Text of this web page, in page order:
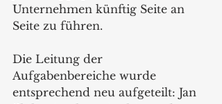
Unternehmen künftig Seite an
Seite zu führen.
Die Leitung der
Aufgabenbereiche wurde
entsprechend neu aufgeteilt: Jan